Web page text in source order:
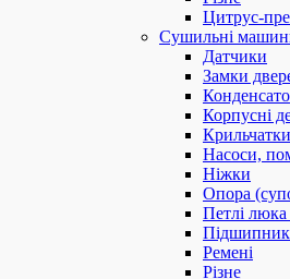
Цитрус-
Сушильні
Датчики
Замки
Корпусні
Крильчатки
Насоси,
Ніжки
Опора
Петлі люка
Ремені
Різне